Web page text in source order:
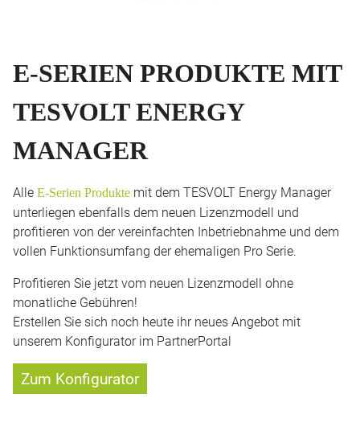
E-SERIEN PRODUKTE MIT
TESVOLT ENERGY
MANAGER
Alle E-Serien Produkte mit dem TESVOLT Energy Manager
unterliegen ebenfalls dem neuen Lizenzmodell und
profitieren von der vereinfachten Inbetriebnahme und dem
vollen Funktionsumfang der ehemaligen Pro Serie.
Profitieren Sie jetzt vom neuen Lizenzmodell ohne
monatliche Gebühren!
Erstellen Sie sich noch heute ihr neues Angebot mit
unserem Konfigurator im PartnerPortal
Zum Konfigurator